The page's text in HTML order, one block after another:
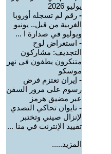
يوليو 2026
- رقم لم تسجله أوروبا
الغربية من قبل.. يونيو
ويوليو في صدارة ا ...
- استعراض لوح
التجديف: مشاركون
متنكرون يطفون في نهر
موسكو
- إيران تعتزم فرض
رسوم على مرور السفن
عبر مضيق هرمز
- تايوان تحاكي التصدي
لإنزال صيني وتختبر
تقييد الإنترنت في منا ...
المزيد.....